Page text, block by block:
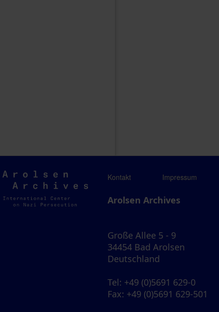
Arolsen
Archives
Kontakt Impressum
Arolsen Archives
Große Allee 5 - 9
34454 Bad Arolsen
Deutschland
Tel: +49 (0)5691 629-0
Fax: +49 (0)5691 629-501